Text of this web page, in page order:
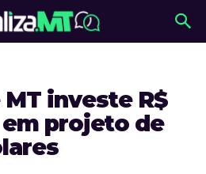
investe R$
projeto de